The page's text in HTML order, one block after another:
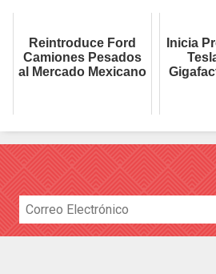
Reintroduce Ford
Camiones Pesados
al Mercado Mexicano
Inicia